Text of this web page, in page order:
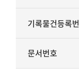
기록물건등록
문서번호